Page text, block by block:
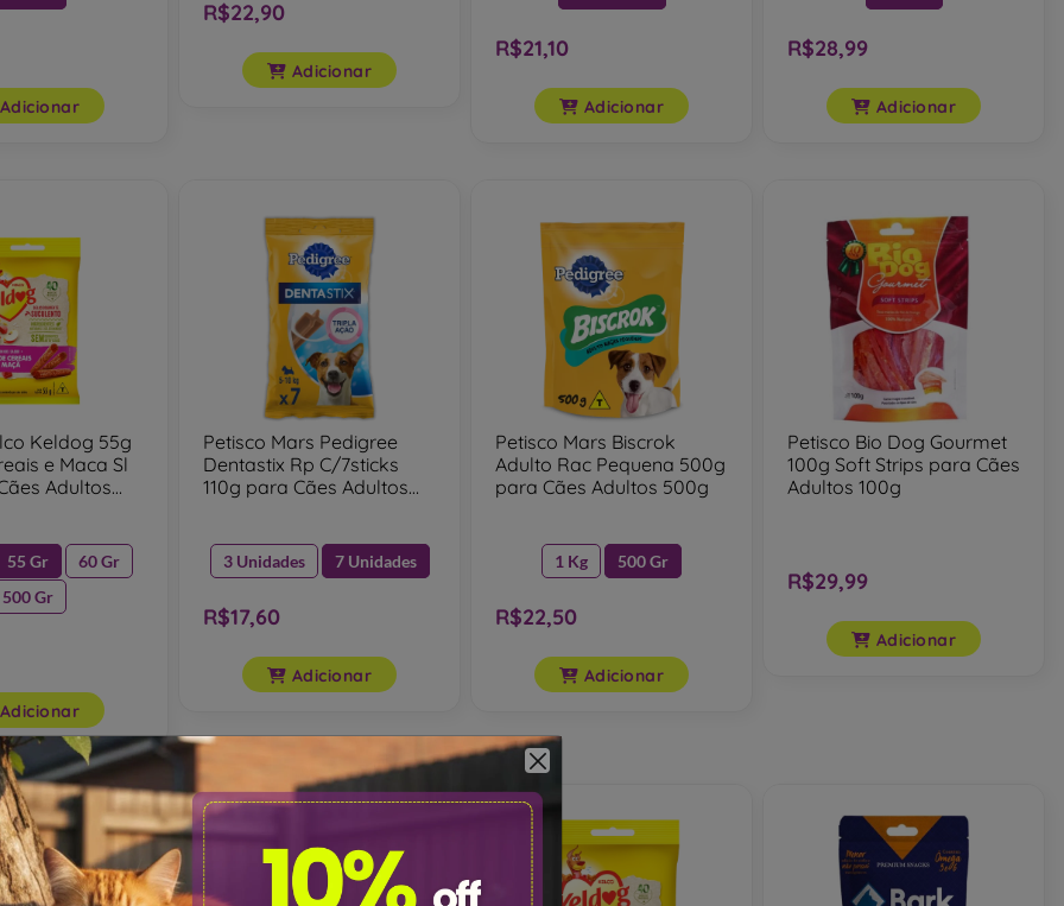
Adicionar
R$22,90
Adicionar
R$21,10
Adicionar
R$28,99
Adicionar
Keldog 55g
e Maca Sl
Adultos
55 Gr
60 Gr
500 Gr
Adicionar
Petisco Mars Pedigree
Dentastix Rp C/7sticks
110g para Cães Adultos
3 Unidades 7 Unidades
R$17,60
Adicionar
Petisco Mars Biscrok
Adulto Rac Pequena 500g
para Cães Adultos 500g
1 Kg 500 Gr
R$22,50
Adicionar
Petisco Bio Dog Gourmet
100g Soft Strips para Cães
Adultos 100g
R$29,99
Adicionar